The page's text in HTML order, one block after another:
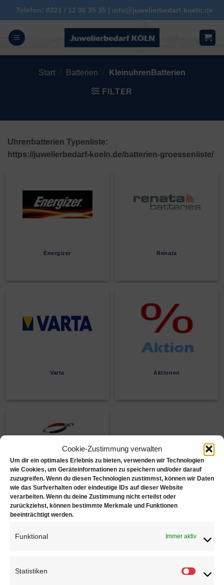
Cookie-Zustimmung verwalten
Um dir ein optimales Erlebnis zu bieten, verwenden wir Technologien
wie Cookies, um Geräteinformationen zu speichern und/oder darauf
zuzugreifen. Wenn du diesen Technologien zustimmst, können wir Daten
wie das Surfverhalten oder eindeutige IDs auf dieser Website
verarbeiten. Wenn du deine Zustimmung nicht erteilst oder
zurückziehst, können bestimmte Merkmale und Funktionen
beeinträchtigt werden.
Funktional Immer aktiv
Statistiken
Zum
Inhalt
springen
Telefon: 0221 / 12 06 35 35 | info@juwelierbedarf-koeln.de
Start / Batterien / KleinuhrenBatterien
FILTER
Uhrenbatterien Typenliste:
https://juwelierbedarf-koeln.de/batterien-groessenliste/
Energizer Renata
Varta Aktionen